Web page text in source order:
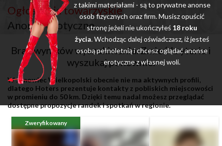
z takimi materiałami - są to prywatne anonse
osob fizycznych oraz firm. Musisz opuścić
stronę jeżeli nie ukończyłeś 18 roku
życia. Wchodząc dalej oświadczasz, iż jesteś
osobą pełnoletnią i chcesz oglądać anonse
erotyczne z własnej woli.
Ogłoszenia towarzyskie
Anonse erotyczne
Brak wyników wyszukiwania. Zmień kryteria i
wyszukaj ponownie.
W Janowiec Wielkopolski obecnie nie ma aktywnych profili,
dlatego Hoters prezentuje kontakty z pobliskich miejscowości
w promieniu do 50 km. Dzięki temu nadal możesz przeglądać
dostępne propozycje randek i spotkań w regionie.
Zweryfikowany